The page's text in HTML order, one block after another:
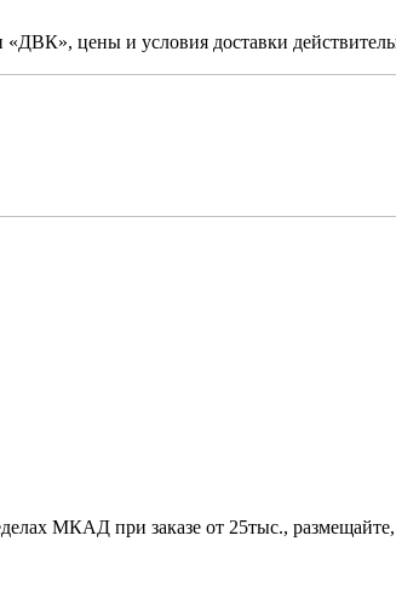
цены и условия доставки
МКАД при заказе от 25тыс., размещайте,